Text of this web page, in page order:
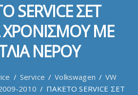
SERVICE ΣΕΤ
ΧΡΟΝΙΣΜΟΥ ΜΕ
ΝΕΡΟΥ
/ Service / Volkswagen / VW
2010 / ΠΑΚΕΤΟ SERVICE ΣΕΤ